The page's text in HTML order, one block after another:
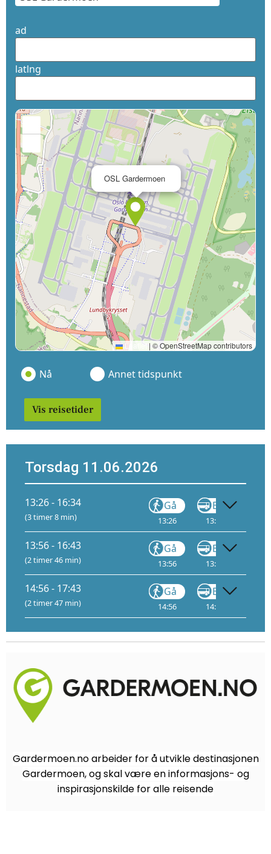
ad
latlng
OSL Gardermoen
Leaflet | © OpenStreetMap contributors
Nå Annet tidspunkt
Vis reisetider
Torsdag 11.06.2026
13:26 - 16:34
(3 timer 8 min)
Gå
13:26
Buss
13:28
13:56 - 16:43
(2 timer 46 min)
Gå
13:56
Buss
13:58
14:56 - 17:43
(2 timer 47 min)
Gå
14:56
Buss
14:58
Gardermoen.no arbeider for å utvikle destinasjonen
Gardermoen, og skal være en informasjons- og
inspirasjonskilde for alle reisende